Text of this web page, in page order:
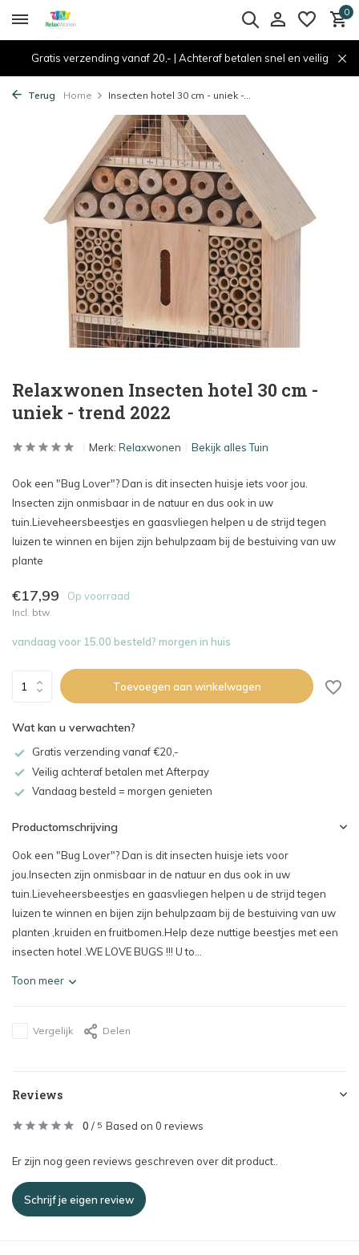
0
Gratis verzending vanaf 20,- | Achteraf betalen snel en veilig
Terug Home Insecten hotel 30 cm - uniek -...
Relaxwonen Insecten hotel 30 cm -
uniek - trend 2022
Merk: Relaxwonen Bekijk alles Tuin
Ook een "Bug Lover"? Dan is dit insecten huisje iets voor jou.
Insecten zijn onmisbaar in de natuur en dus ook in uw
tuin.Lieveheersbeestjes en gaasvliegen helpen u de strijd tegen
luizen te winnen en bijen zijn behulpzaam bij de bestuiving van uw
plante
€17,99 Op voorraad
Incl. btw
vandaag voor 15.00 besteld? morgen in huis
Toevoegen aan winkelwagen
Wat kan u verwachten?
Gratis verzending vanaf €20,-
Veilig achteraf betalen met Afterpay
Vandaag besteld = morgen genieten
Productomschrijving
Ook een "Bug Lover"? Dan is dit insecten huisje iets voor
jou.Insecten zijn onmisbaar in de natuur en dus ook in uw
tuin.Lieveheersbeestjes en gaasvliegen helpen u de strijd tegen
luizen te winnen en bijen zijn behulpzaam bij de bestuiving van uw
planten ,kruiden en fruitbomen.Help deze nuttige beestjes met een
insecten hotel .WE LOVE BUGS !!! U to...
Toon meer
Vergelijk Delen
Reviews
0 / 5 Based on 0 reviews
Er zijn nog geen reviews geschreven over dit product..
Schrijf je eigen review